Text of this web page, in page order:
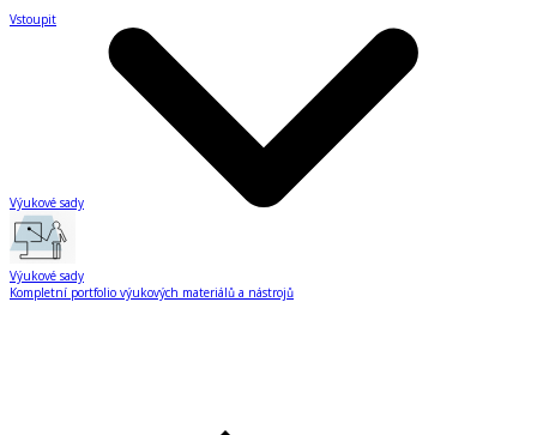
Vstoupit
Výukové sady
Výukové sady
Kompletní portfolio výukových materiálů a nástrojů